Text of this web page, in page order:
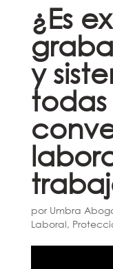
¿Es
y
todas
por Umbra
Laboral,